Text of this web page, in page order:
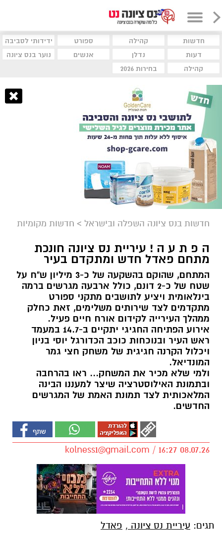
חדשות קהילה ספורט
ידידותי לסביבה
דעות
נדלן אנשים
נוער בנס ציונה
קהילה
בחירות 2026
חדשות בנס ציונה השפלה ובישראל > חדשות מקומיות
ה פ ת ע ה ! עיריית נס ציונה חונכת
מתחם פאדל חדש ומתקדם בעיר
המתחם, שהוקם בהשקעה של כ-3 מיליון ש"ח על
שטח של כ-2 דונם, כולל ארבעה מגרשים ברמה
בינלאומית ויציע לתושבים מתקני ספורט
מתקדמים לצד שירותים משלימים, זאת כחלק
ממהלך העירייה לקידום אורח חיים פעיל.
אירוע הפתיחה החגיגי יתקיים ב-14.7 במעמד
ראש העיר ובנוכחות כוכב הכדורגל יוסי בניון
ויכלול הקרנה חגיגית של משחק חצי גמר
המונדיאל.
ולמי שלא מכיר את המשחק... ראו בהרחבה
ובתמונת האילוסטרציה שיצר למעננו הבינה
המלאכותית לצד תמונת האמת של המגרשים
החדשים.
kolness1@gmail.com / 16:27 08.07.26
תגים: עיריית נס ציונה , פאדל